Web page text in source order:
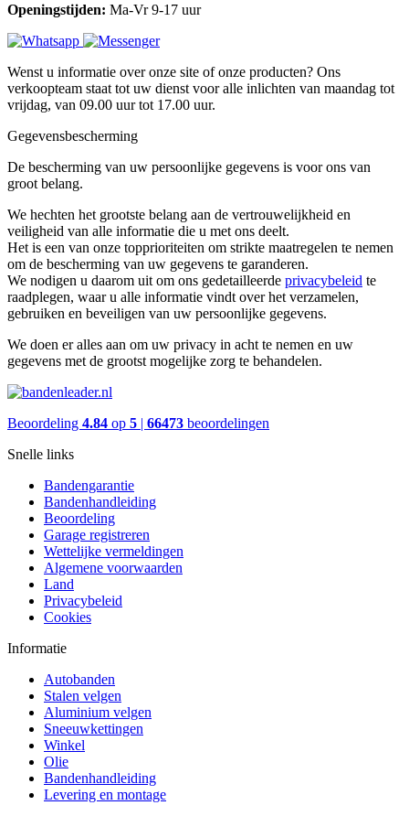
Openingstijden: Ma-Vr 9-17 uur
Wenst u informatie over onze site of onze producten? Ons
verkoopteam staat tot uw dienst voor alle inlichten van maandag tot
vrijdag, van 09.00 uur tot 17.00 uur.
Gegevensbescherming
De bescherming van uw persoonlijke gegevens is voor ons van
groot belang.
We hechten het grootste belang aan de vertrouwelijkheid en
veiligheid van alle informatie die u met ons deelt.
Het is een van onze topprioriteiten om strikte maatregelen te nemen
om de bescherming van uw gegevens te garanderen.
We nodigen u daarom uit om ons gedetailleerde privacybeleid te
raadplegen, waar u alle informatie vindt over het verzamelen,
gebruiken en beveiligen van uw persoonlijke gegevens.
We doen er alles aan om uw privacy in acht te nemen en uw
gegevens met de grootst mogelijke zorg te behandelen.
Beoordeling 4.84 op 5 | 66473 beoordelingen
Snelle links
Bandengarantie
Bandenhandleiding
Beoordeling
Garage registreren
Wettelijke vermeldingen
Algemene voorwaarden
Land
Privacybeleid
Cookies
Informatie
Autobanden
Stalen velgen
Aluminium velgen
Sneeuwkettingen
Winkel
Olie
Bandenhandleiding
Levering en montage